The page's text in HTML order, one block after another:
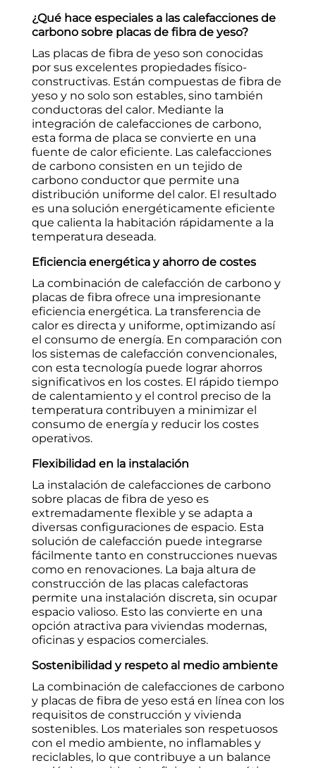
¿Qué hace especiales a las calefacciones de
carbono sobre placas de fibra de yeso?
Las placas de fibra de yeso son conocidas
por sus excelentes propiedades físico-
constructivas. Están compuestas de fibra de
yeso y no solo son estables, sino también
conductoras del calor. Mediante la
integración de calefacciones de carbono,
esta forma de placa se convierte en una
fuente de calor eficiente. Las calefacciones
de carbono consisten en un tejido de
carbono conductor que permite una
distribución uniforme del calor. El resultado
es una solución energéticamente eficiente
que calienta la habitación rápidamente a la
temperatura deseada.
Eficiencia energética y ahorro de costes
La combinación de calefacción de carbono y
placas de fibra ofrece una impresionante
eficiencia energética. La transferencia de
calor es directa y uniforme, optimizando así
el consumo de energía. En comparación con
los sistemas de calefacción convencionales,
con esta tecnología puede lograr ahorros
significativos en los costes. El rápido tiempo
de calentamiento y el control preciso de la
temperatura contribuyen a minimizar el
consumo de energía y reducir los costes
operativos.
Flexibilidad en la instalación
La instalación de calefacciones de carbono
sobre placas de fibra de yeso es
extremadamente flexible y se adapta a
diversas configuraciones de espacio. Esta
solución de calefacción puede integrarse
fácilmente tanto en construcciones nuevas
como en renovaciones. La baja altura de
construcción de las placas calefactoras
permite una instalación discreta, sin ocupar
espacio valioso. Esto las convierte en una
opción atractiva para viviendas modernas,
oficinas y espacios comerciales.
Sostenibilidad y respeto al medio ambiente
La combinación de calefacciones de carbono
y placas de fibra de yeso está en línea con los
requisitos de construcción y vivienda
sostenibles. Los materiales son respetuosos
con el medio ambiente, no inflamables y
reciclables, lo que contribuye a un balance